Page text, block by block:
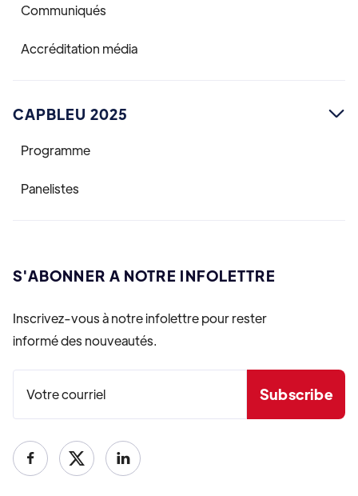
Communiqués
Accréditation média
CAPBLEU 2025 
Programme
Panelistes
S'ABONNER A NOTRE INFOLETTRE
Inscrivez-vous à notre infolettre pour rester
informé des nouveautés.
 